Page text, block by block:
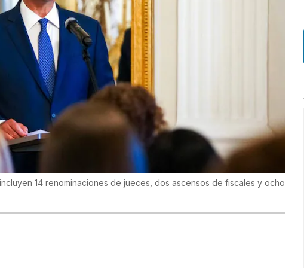
14 renominaciones de jueces, dos ascensos de fiscales y ocho